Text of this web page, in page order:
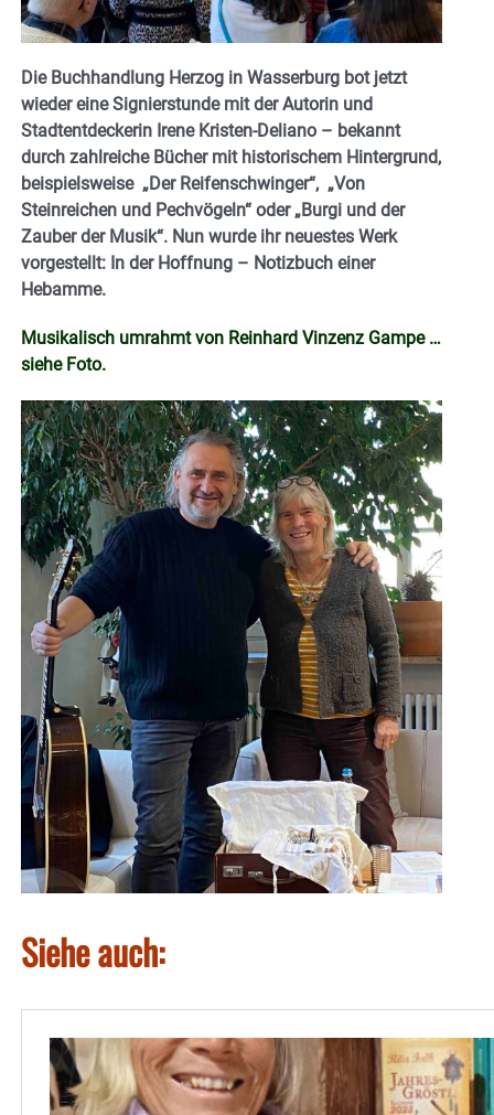
Die Buchhandlung Herzog in Wasserburg bot jetzt
wieder eine Signierstunde mit der Autorin und
Stadtentdeckerin Irene Kristen-Deliano – bekannt
durch zahlreiche Bücher mit historischem Hintergrund,
beispielsweise „Der Reifenschwinger“, „Von
Steinreichen und Pechvögeln“ oder „Burgi und der
Zauber der Musik“. Nun wurde ihr neuestes Werk
vorgestellt: In der Hoffnung – Notizbuch einer
Hebamme.
Musikalisch umrahmt von Reinhard Vinzenz Gampe …
siehe Foto.
Siehe auch: